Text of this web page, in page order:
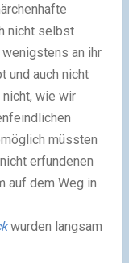
nicht selbst
an ihr
und auch nicht
wie wir
müssten
erfundenen
auf dem Weg in
wurden langsam